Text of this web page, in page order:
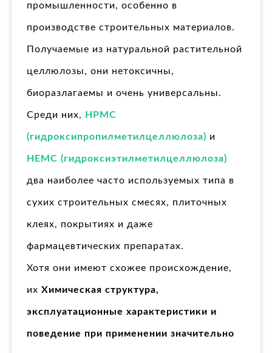
промышленности, особенно в
производстве строительных материалов.
Получаемые из натуральной растительной
целлюлозы, они нетоксичны,
биоразлагаемы и очень универсальны.
Среди них, HPMC
(гидроксипропилметилцеллюлоза) и
HEMC (гидроксиэтилметилцеллюлоза)
два наиболее часто используемых типа в
сухих строительных смесях, плиточных
клеях, покрытиях и даже
фармацевтических препаратах.
Хотя они имеют схожее происхождение,
их Химическая структура,
эксплуатационные характеристики и
поведение при применении значительно